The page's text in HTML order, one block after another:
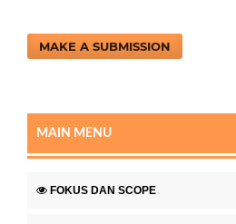
MAKE A SUBMISSION
MAIN MENU
FOKUS DAN SCOPE